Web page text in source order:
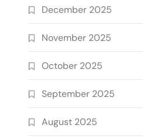
December 2025
November 2025
October 2025
September 2025
August 2025